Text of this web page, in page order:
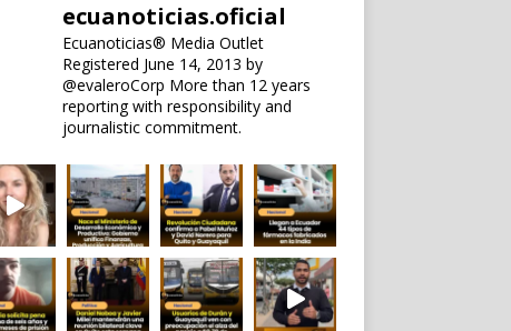
ecuanoticias.oficial
Ecuanoticias® Media Outlet
Registered June 14, 2013 by
@evaleroCorp More than 12 years
reporting with responsibility and
journalistic commitment.